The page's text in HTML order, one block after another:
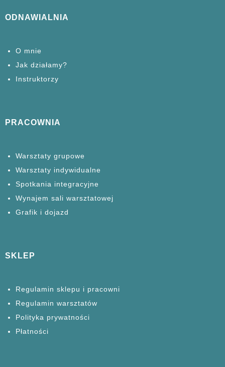
ODNAWIALNIA
O mnie
Jak działamy?
Instruktorzy
PRACOWNIA
Warsztaty grupowe
Warsztaty indywidualne
Spotkania integracyjne
Wynajem sali warsztatowej
Grafik i dojazd
SKLEP
Regulamin sklepu i pracowni
Regulamin warsztatów
Polityka prywatności
Płatności